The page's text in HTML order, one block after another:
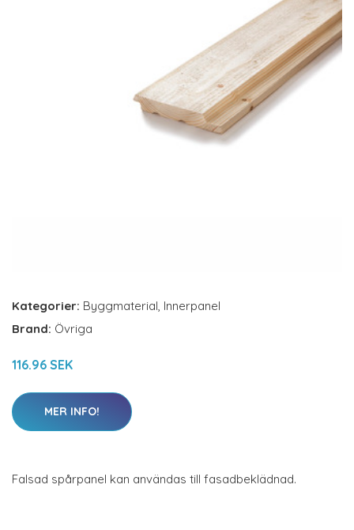
Kategorier: Byggmaterial, Innerpanel
Brand: Övriga
116.96 SEK
MER INFO!
Falsad spårpanel kan användas till fasadbeklädnad.